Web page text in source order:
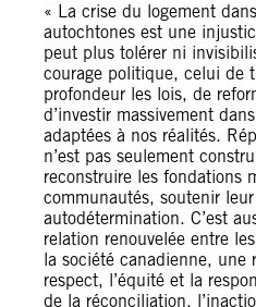
« La crise du logement
autochtones est une
peut plus tolérer ni
courage politique, celui de
profondeur les lois, de
d’investir massivement
adaptées à nos réalités.
n’est pas seulement
reconstruire les fondations
communautés, soutenir
autodétermination. C’est
relation renouvelée entre
la société canadienne, une
respect, l’équité et la
de la réconciliation,